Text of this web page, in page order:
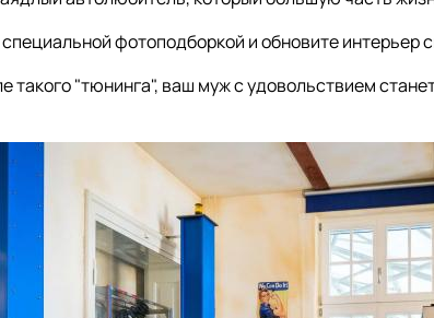
фотоподборкой и обновите интерьер
такого "тюнинга", ваш муж с удовольствием